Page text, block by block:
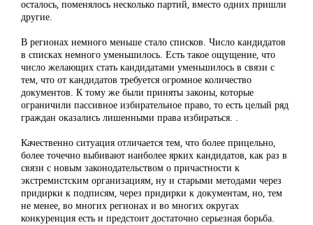
осталось, поменялось несколько партий, вместо одних пришли
другие.
В регионах немного меньше стало списков. Число кандидатов
в списках немного уменьшилось. Есть такое ощущение, что
число желающих стать кандидатами уменьшилось в связи с
тем, что от кандидатов требуется огромное количество
документов. К тому же были приняты законы, которые
ограничили пассивное избирательное право, то есть целый ряд
граждан оказались лишенными права избираться. .
Качественно ситуация отличается тем, что более прицельно,
более точечно выбивают наиболее ярких кандидатов, как раз в
связи с новым законодательством о причастности к
экстремистским организациям, ну и старыми методами через
придирки к подписям, через придирки к документам, но, тем
не менее, во многих регионах и во многих округах
конкуренция есть и предстоит достаточно серьезная борьба.